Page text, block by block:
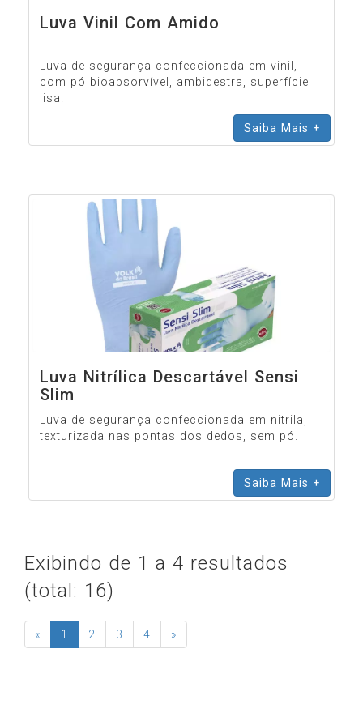
Luva Vinil Com Amido
Luva de segurança confeccionada em vinil,
com pó bioabsorvível, ambidestra, superfície
lisa.
Saiba Mais +
Luva Nitrílica Descartável Sensi
Slim
Luva de segurança confeccionada em nitrila,
texturizada nas pontas dos dedos, sem pó.
Saiba Mais +
Exibindo de 1 a 4 resultados
(total: 16)
« 1 (current)
2 3 4 »